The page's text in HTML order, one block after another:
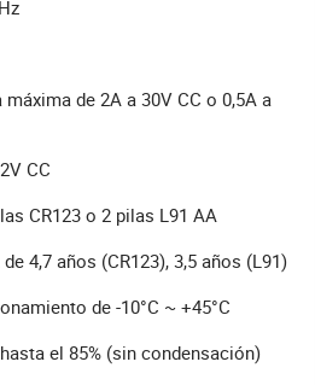
de 2A a 30V CC o 0,5A a
CC
CR123 o 2 pilas L91 AA
4,7 años (CR123), 3,5 años (L91)
de -10°C ~ +45°C
el 85% (sin condensación)